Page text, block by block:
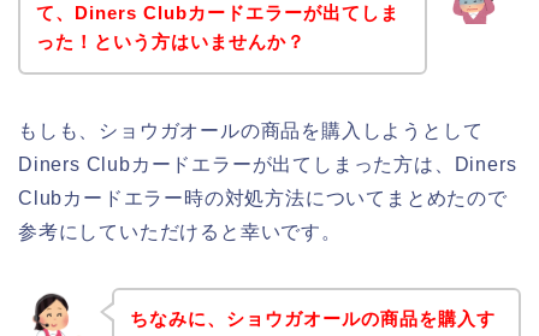
て、Diners Clubカードエラーが出てしま
った！という方はいませんか？
もしも、ショウガオールの商品を購入しようとして
Diners Clubカードエラーが出てしまった方は、Diners
Clubカードエラー時の対処方法についてまとめたので
参考にしていただけると幸いです。
ちなみに、ショウガオールの商品を購入す